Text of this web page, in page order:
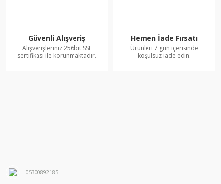
Güvenli Alışveriş
Alışverişleriniz 256bit SSL
sertifikası ile korunmaktadır.
Hemen İade Fırsatı
Ürünleri 7 gün içerisinde
koşulsuz iade edin.
05300892185